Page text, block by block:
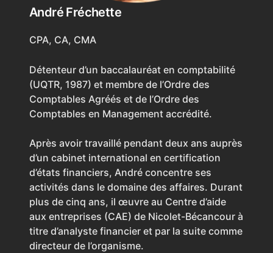
André Fréchette
CPA, CA, CMA
Détenteur d’un baccalauréat en comptabilité
(UQTR, 1987) et membre de l’Ordre des
Comptables Agréés et de l’Ordre des
Comptables en Management accrédité.
Après avoir travaillé pendant deux ans auprès
d’un cabinet international en certification
d’états financiers, André concentre ses
activités dans le domaine des affaires. Durant
plus de cinq ans, il œuvre au Centre d’aide
aux entreprises (CAE) de Nicolet-Bécancour à
titre d’analyste financier et par la suite comme
directeur de l’organisme.